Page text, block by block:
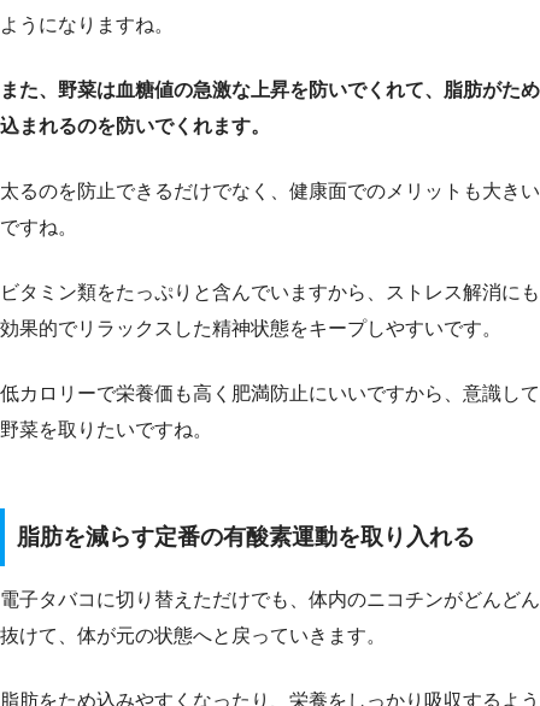
ようになりますね。
また、野菜は血糖値の急激な上昇を防いでくれて、脂肪がため
込まれるのを防いでくれます。
太るのを防止できるだけでなく、健康面でのメリットも大きい
ですね。
ビタミン類をたっぷりと含んでいますから、ストレス解消にも
効果的でリラックスした精神状態をキープしやすいです。
低カロリーで栄養価も高く肥満防止にいいですから、意識して
野菜を取りたいですね。
脂肪を減らす定番の有酸素運動を取り入れる
電子タバコに切り替えただけでも、体内のニコチンがどんどん
抜けて、体が元の状態へと戻っていきます。
脂肪をため込みやすくなったり、栄養をしっかり吸収するよう